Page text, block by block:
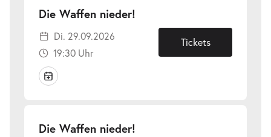
Die Waffen nieder!
29.09.2026
Di. 29.09.2026
19:30 Uhr
Tickets
Die Waffen nieder!